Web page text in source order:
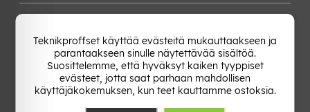
Vaihda Maa
Teknikproffset käyttää evästeitä mukauttaakseen ja
parantaakseen sinulle näytettävää sisältöä.
Suosittelemme, että hyväksyt kaiken tyyppiset
evästeet, jotta saat parhaan mahdollisen
käyttäjäkokemuksen, kun teet kauttamme ostoksia.